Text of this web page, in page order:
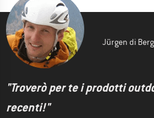
Jürgen di
"Troverò per te i prodotti
recenti!"